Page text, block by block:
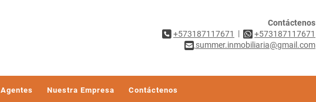
Contáctenos
+573187117671
|
+573187117671
summer.inmobiliaria@gmail.com
Agentes Nuestra Empresa Contáctenos